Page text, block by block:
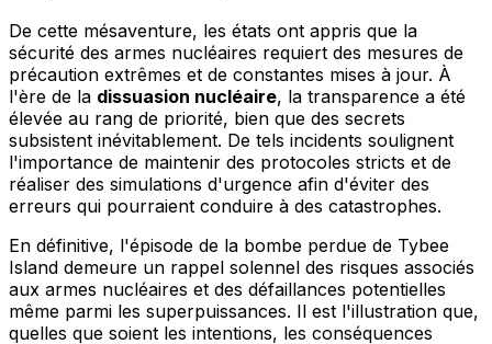
De cette mésaventure, les états ont appris que la
sécurité des armes nucléaires requiert des mesures de
précaution extrêmes et de constantes mises à jour. À
l'ère de la dissuasion nucléaire, la transparence a été
élevée au rang de priorité, bien que des secrets
subsistent inévitablement. De tels incidents soulignent
l'importance de maintenir des protocoles stricts et de
réaliser des simulations d'urgence afin d'éviter des
erreurs qui pourraient conduire à des catastrophes.
En définitive, l'épisode de la bombe perdue de Tybee
Island demeure un rappel solennel des risques associés
aux armes nucléaires et des défaillances potentielles
même parmi les superpuissances. Il est l'illustration que,
quelles que soient les intentions, les conséquences